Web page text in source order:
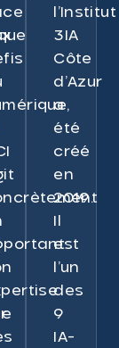
l’Institut
3IA
Côte
d’Azur
a
été
créé
en
2019.
Il
est
l’un
des
9
IA-